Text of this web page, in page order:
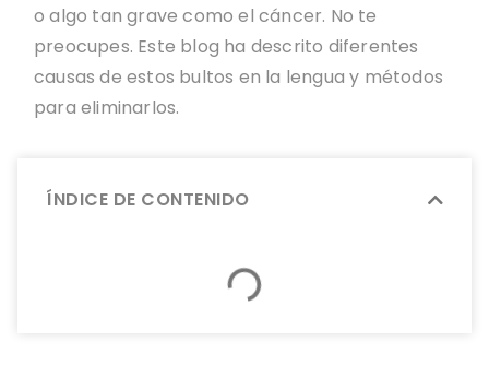
ÍNDICE DE CONTENIDO
o algo tan grave como el cáncer. No te
preocupes. Este blog ha descrito diferentes
causas de estos bultos en la lengua y métodos
para eliminarlos.